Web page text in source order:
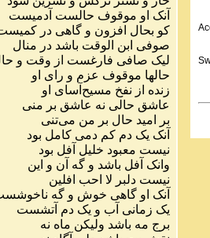
آنک او موقوف حالست آدمیست
کو بحال افزون و گاهی در
صوفی ابن الوقت باشد در منال
لیک صافی فارغست از وقت و
حالها موقوف عزم و رای او
زنده از نفخ مسیح آسای او
عاشق حالی نه عاشق بر منی
بر
امید حال بر من میتنی
آنک یک دم کم دمی کامل بود
نیست معبود خلیل آفل بود
وانک آفل باشد و گه آن و این
نیست دلبر لا احب افلین
آنک او گاهی خوش و گه
یک زمانی آب و یک دم آتشست
برج مه باشد ولیکن ماه نه